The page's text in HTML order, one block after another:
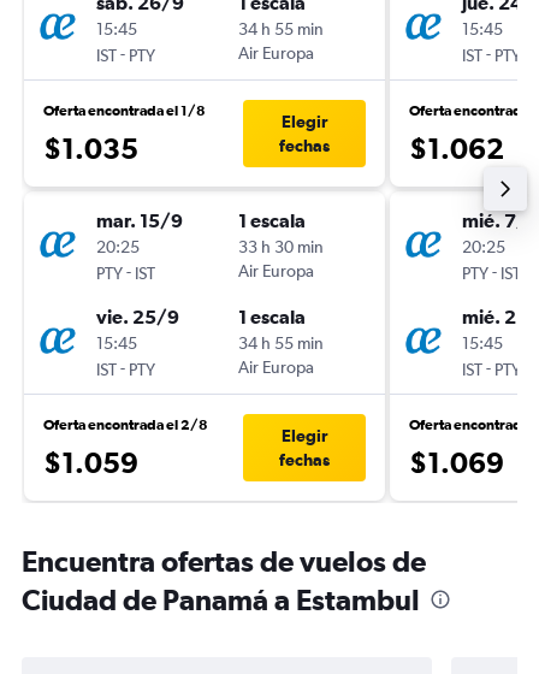
15:45
IST- PTY
34 h 55 min
Air Europa
Oferta encontrada el 1/8
$1.035
Elegir
fechas
mar. 15/9
20:25
PTY- IST
1 escala
33 h 30 min
Air Europa
vie. 25/9
15:45
IST- PTY
1 escala
34 h 55 min
Air Europa
Oferta encontrada el 2/8
$1.059
Elegir
fechas
15:45
IST- PTY
Oferta encontrada
$1.062
mié. 7/
20:25
PTY- IST
mié. 21/
15:45
IST- PTY
Oferta encontrada
$1.069
Encuentra ofertas de vuelos de
Ciudad de Panamá a Estambul